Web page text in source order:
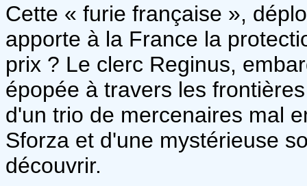
Cette « furie française »,
apporte à la France la
prix ? Le clerc Reginus,
épopée à travers les
d'un trio de mercenaires mal
Sforza et d'une mystérieuse
découvrir.